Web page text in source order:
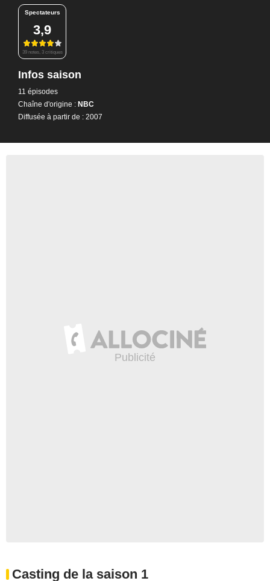
Spectateurs
3,9
39 notes, 3 critiques
Infos saison
11 épisodes
Chaîne d'origine : NBC
Diffusée à partir de : 2007
Casting de la saison 1